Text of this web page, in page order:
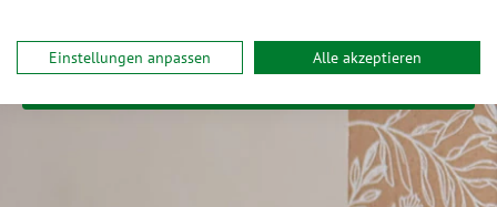
Einstellungen anpassen Alle akzeptieren